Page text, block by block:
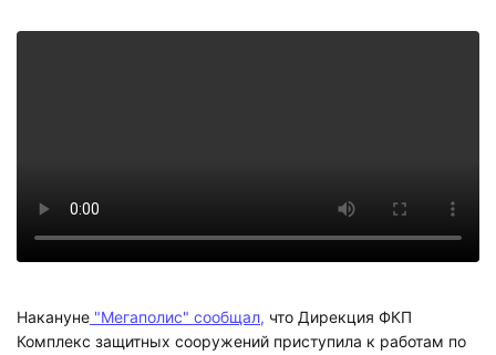
Накануне "Мегаполис" сообщал, что Дирекция ФКП
Комплекс защитных сооружений приступила к работам по